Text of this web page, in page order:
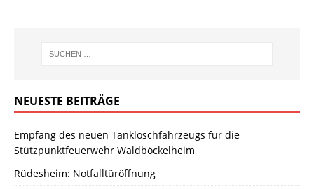
NEUESTE BEITRÄGE
Empfang des neuen Tanklöschfahrzeugs für die
Stützpunktfeuerwehr Waldböckelheim
Rüdesheim: Notfalltüröffnung